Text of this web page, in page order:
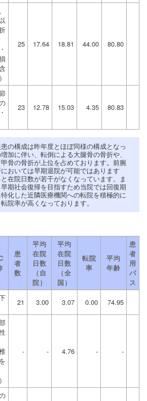
25 17.64 18.81 44.00 80.80
23 12.78 15.03 4.35 80.83
の構成は昨年度とほぼ同様の構成となっ
加に伴い、転倒による大腿骨の骨折や、
骨の骨折が上位を占めております。前腕
おいては早期退院が可能ではあります
在院日数が若干がなくなっています。ま
期社会復帰を目指すため当院では回復期
化した近隣医療機関への転院を積極的に
院率が高くなっております。
患
者
数
平均
在院
日数
（自
院）
平均
在院
日数
（全
国）
転院
率
平均
年齢
患
者
用
パ
ス
21 3.00 3.07 0.00 74.95
- - 4.76 - -